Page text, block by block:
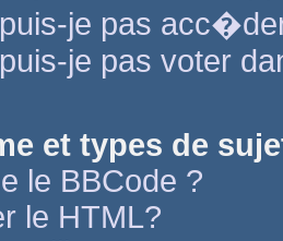
je pas
je pas voter
et types de
le BBCode ?
le HTML?